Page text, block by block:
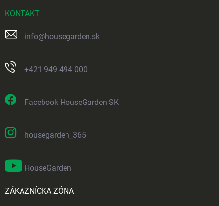
KONTAKT
info@housegarden.sk
+421 949 494 000
Facebook HouseGarden SK
housegarden_365
HouseGarden
ZÁKAZNÍCKA ZÓNA